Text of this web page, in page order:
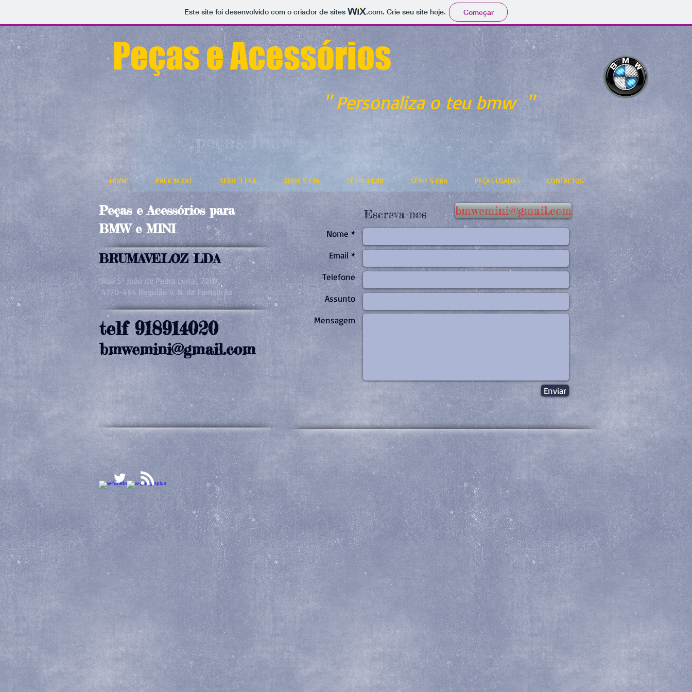
Este site foi desenvolvido com o criador de sites .com. Crie seu site hoje. Começar
Peças e Acessórios
" Personaliza o teu bmw "
HOME PACK M EXT SERIE 3 E46 SERIE 5 E39 SERIE 3 E90 SERIE 5 E60 PEÇAS USADAS CONTACTOS
peças Bmw e Mini
Peças e Acessórios para
BMW e MINI
BRUMAVELOZ LDA
Rua Sº João de Pedra Leital, 721D
4770-464 Requião V. N. de Famalicão
telf 918914020
bmwemini@gmail.com
Escreva-nos bmwemini@gmail.com
Nome *
Email *
Telefone
Assunto
Mensagem
Enviar